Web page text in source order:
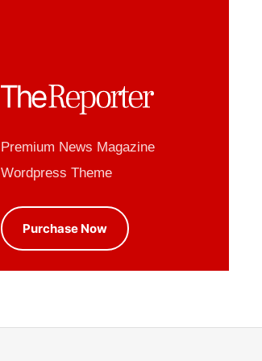
Premium News Magazine
Wordpress Theme
Purchase Now